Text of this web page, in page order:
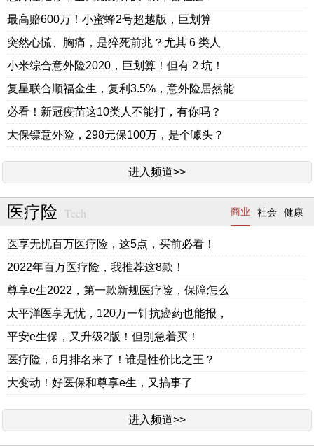
最高赔600万！小蜜蜂2号超越版，巨划算
突然心慌、胸痛，是猝死前兆？尤其 6 类人
小米综合意外险2020，巨划算！但有 2 坑！
复星联合顺福金生，复利3.5%，意外险居然能
必看！新冠疫苗这10类人不能打，有你吗？
大保镖意外险，298元保100万，是个噱头？
进入频道>>
医疗险 Tech 商业 社会 健康
医享无忧百万医疗险，这5点，买前必看！
2022年百万医疗险，我推荐这8款！
尊享e生2022，第一款新规医疗险，保障怎么
太平洋医享无忧，120万一针抗癌药也能报，
平安e生保，又升级2版！但别急着买！
医疗险，6月排名来了！谁是性价比之王？
大变动！好医保和尊享e生，又搞事了
进入频道>>